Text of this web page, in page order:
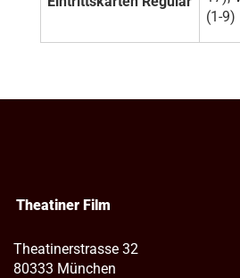
(1-9)
Theatiner Film
Theatinerstrasse 32
80333 München